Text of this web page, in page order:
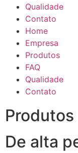
Qualidade
Contato
Home
Empresa
Produtos
FAQ
Qualidade
Contato
Produtos
De alta